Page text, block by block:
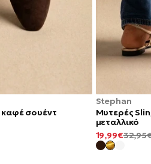
σουέντ
Stephan
Μυτερές
μεταλλικό
ΕΛΆΧΙΣΤΗ
ΤΙΜΉ
19,99€